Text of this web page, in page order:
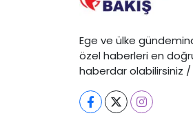
Ege ve ülke
özel haberleri en
haberdar olabilirsiniz /